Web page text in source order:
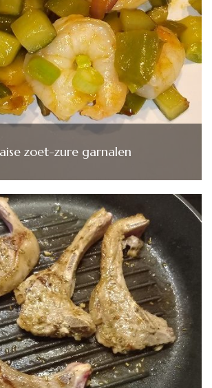
zoet-zure garnalen